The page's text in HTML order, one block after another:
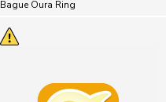
Bague Oura Ring